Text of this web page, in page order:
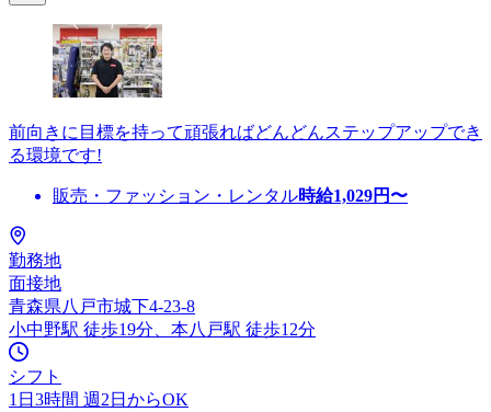
前向きに目標を持って頑張ればどんどんステップアップでき
る環境です!
販売・ファッション・レンタル時給1,029円〜
勤務地
面接地
青森県八戸市城下4-23-8
小中野駅 徒歩19分、本八戸駅 徒歩12分
シフト
1日3時間 週2日からOK